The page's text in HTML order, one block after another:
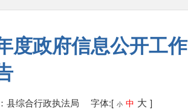
度政府信息公开工作
县综合行政执法局 字体:[ 小 中 大 ]